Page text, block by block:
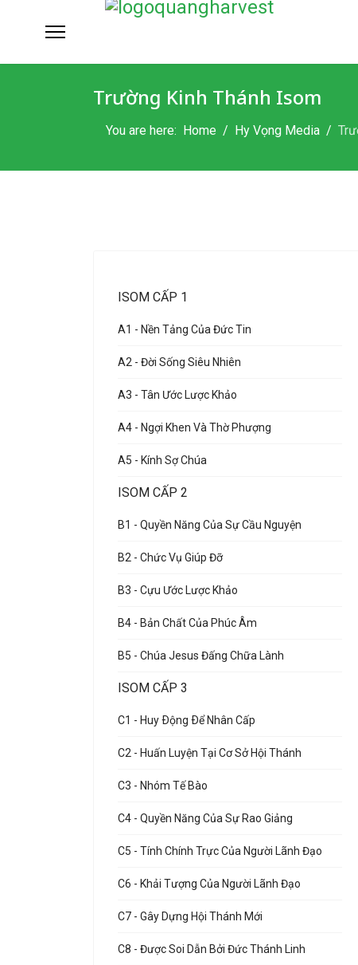
Trường Kinh Thánh Isom
You are here: Home Hy Vọng Media
ISOM CẤP 1
A1 - Nền Tảng Của Đức Tin
A2 - Đời Sống Siêu Nhiên
A3 - Tân Ước Lược Khảo
A4 - Ngợi Khen Và Thờ Phượng
A5 - Kính Sợ Chúa
ISOM CẤP 2
B1 - Quyền Năng Của Sự Cầu Nguyện
B2 - Chức Vụ Giúp Đỡ
B3 - Cựu Ước Lược Khảo
B4 - Bản Chất Của Phúc Âm
B5 - Chúa Jesus Đấng Chữa Lành
ISOM CẤP 3
C1 - Huy Ðộng Ðể Nhân Cấp
C2 - Huấn Luyện Tại Cơ Sở Hội Thánh
C3 - Nhóm Tế Bào
C4 - Quyền Năng Của Sự Rao Giảng
C5 - Tính Chính Trực Của Người Lãnh Đạo
C6 - Khải Tượng Của Người Lãnh Đạo
C7 - Gây Dựng Hội Thánh Mới
C8 - Được Soi Dẫn Bởi Đức Thánh Linh